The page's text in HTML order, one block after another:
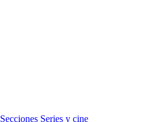
Secciones Series y cine